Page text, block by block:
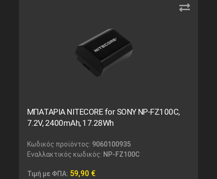
ΜΠΑΤΑΡΙΑ NITECORE for SONY NP-FZ100C,
7.2V, 2400mAh, 17.28Wh
Κωδικός προϊόντος: 9060100935
Εναλλακτικός κωδικός: NP-FZ100C
Τιμή με ΦΠΑ: 59,90 €